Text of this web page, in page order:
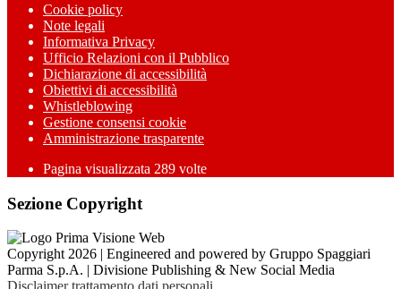
Cookie policy
Note legali
Informativa Privacy
Ufficio Relazioni con il Pubblico
Dichiarazione di accessibilità
Obiettivi di accessibilità
Whistleblowing
Gestione consensi cookie
Amministrazione trasparente
Pagina visualizzata 289 volte
Sezione Copyright
Copyright 2026 | Engineered and powered by Gruppo Spaggiari
Parma S.p.A. | Divisione Publishing & New Social Media